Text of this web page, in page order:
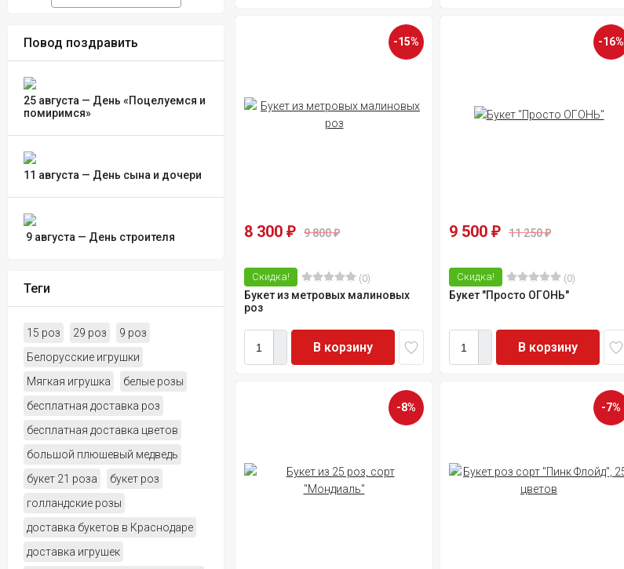
Повод поздравить
25 августа — День «Поцелуемся и
помиримся»
11 августа — День сына и дочери
​ 9 августа — День строителя
Теги
15 роз 29 роз
9 роз
Белорусские игрушки
Мягкая игрушка
белые розы
бесплатная доставка роз
бесплатная доставка цветов
большой плюшевый медведь
букет 21 роза
букет роз
голландские розы
доставка букетов в Краснодаре
доставка игрушек
-15%
8 300 ₽ 9 800₽
Скидка! (0)
Букет из метровых малиновых
роз
В корзину
-16%
9 500 ₽ 11 250₽
Скидка! (0)
Букет "Просто ОГОНЬ"
В корзину
-8% -7%